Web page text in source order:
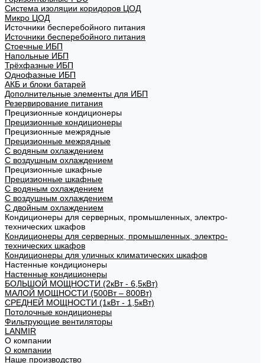
Система изоляции коридоров ЦОД
Микро ЦОД
Источники бесперебойного питания
Источники бесперебойного питания
Стоечные ИБП
Напольные ИБП
Трёхфазные ИБП
Однофазные ИБП
АКБ и блоки батарей
Дополнительные элементы для ИБП
Резервирование питания
Прецизионные кондиционеры
Прецизионные кондиционеры
Прецизионные межрядные
Прецизионные межрядные
С водяным охлаждением
С воздушным охлаждением
Прецизионные шкафные
Прецизионные шкафные
С водяным охлаждением
С воздушным охлаждением
С двойным охлаждением
Кондиционеры для серверных, промышленных, электро-
технических шкафов
Кондиционеры для серверных, промышленных, электро-
технических шкафов
Кондиционеры для уличных климатических шкафов
Настенные кондиционеры
Настенные кондиционеры
БОЛЬШОЙ МОЩНОСТИ (2кВт - 6,5кВт)
МАЛОЙ МОЩНОСТИ (500Вт – 800Вт)
СРЕДНЕЙ МОЩНОСТИ (1кВт - 1,5кВт)
Потолочные кондиционеры
Фильтрующие вентиляторы
LANMIR
О компании
О компании
Наше производство